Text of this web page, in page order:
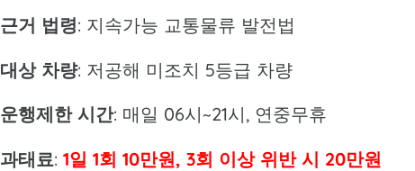
근거 법령: 지속가능 교통물류 발전법
대상 차량: 저공해 미조치 5등급 차량
운행제한 시간: 매일 06시~21시, 연중무휴
과태료: 1일 1회 10만원, 3회 이상 위반 시 20만원